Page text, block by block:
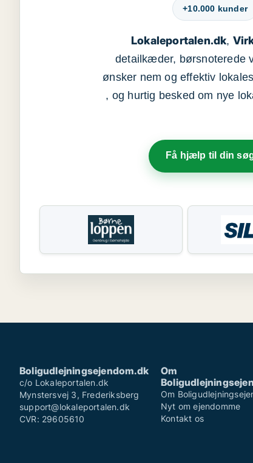
+10.000 kunder
Lokaleportalen.dk,
detailkæder, børsnoterede
ønsker nem og effektiv
, og hurtig besked om nye
Få hjælp til din
Boligudlejningsejendom.dk
c/o Lokaleportalen.dk
Mynstersvej 3, Frederiksberg
support@lokaleportalen.dk
CVR: 29605610
Om
Om
Nyt om ejendomme
Kontakt os